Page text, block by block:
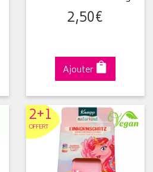
2,50€
Ajouter
2+1
OFFERT